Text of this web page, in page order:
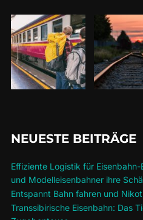
NEUESTE BEITRÄGE
Effiziente Logistik für
und Modelleisenbahner ihre
Entspannt Bahn fahren und
Transsibirische Eisenbahn: Das